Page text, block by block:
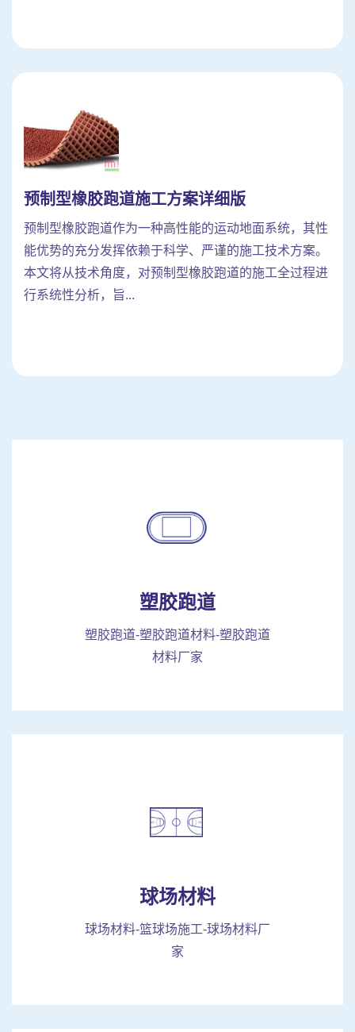
预制型橡胶跑道施工方案详细版
预制型橡胶跑道作为一种高性能的运动地面系统，其性
能优势的充分发挥依赖于科学、严谨的施工技术方案。
本文将从技术角度，对预制型橡胶跑道的施工全过程进
行系统性分析，旨...
塑胶跑道
塑胶跑道-塑胶跑道材料-塑胶跑道
材料厂家
球场材料
球场材料-篮球场施工-球场材料厂
家